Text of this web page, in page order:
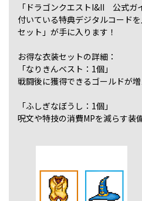
「ドラゴンクエストI&II 公式ガ
付いている特典デジタルコード
セット」が手に入ります！
お得な衣装セットの詳細：
「なりきんベスト：1個」
戦闘後に獲得できるゴールドが
「ふしぎなぼうし：1個」
呪文や特技の消費MPを減らす装